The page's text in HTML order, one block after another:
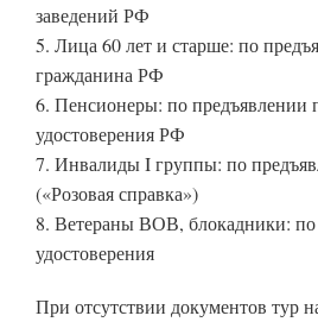
заведений РФ
5. Лица 60 лет и старше: по
гражданина РФ
6. Пенсионеры: по предъявлении
удостоверения РФ
7. Инвалиды I группы: по
(«Розовая справка»)
8. Ветераны ВОВ, блокадники: по
удостоверения
При отсутствии документов тур